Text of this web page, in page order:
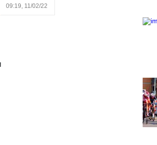
09:19, 11/02/22